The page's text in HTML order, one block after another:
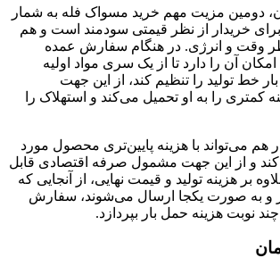
دومین مزیت مهم خرید مسواک فله به شمار
خریدار از نظر قیمتی سودمند است و هم
وقت و انرژی. در هنگام سفارش عمده
آن را دارد تا از یک سری مواد اولیه
خط تولید را تنظیم کند، از این جهت
کمتری را به او تحمیل می‌کند و استهلاک را
هم می‌تواند با هزینه پایین‌تری محصول مورد
کند و از این جهت مشمول صرفه اقتصادی قابل
بر هزینه تولید و قیمت نهایی، از آنجایی که
و به صورت یکجا ارسال می‌شوند، سفارش
نوبت هزینه حمل بار بپردازد.